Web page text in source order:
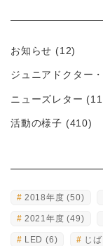
お知らせ (12)
ジュニアドクター
ニューズレター
活動の様子 (410)
2018年度 (50)
2021年度 (49)
LED (6) じ